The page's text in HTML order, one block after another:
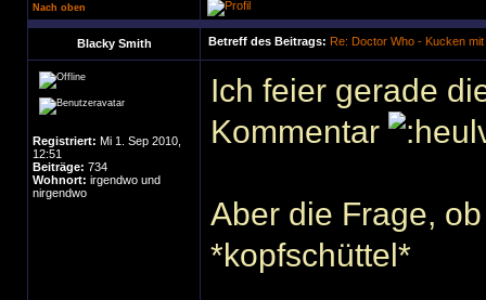
Nach oben
Blacky Smith Betreff des Beitrags: Re: Doctor Who - Kucken mit
Registriert: Mi 1. Sep 2010,
12:51
Beiträge: 734
Wohnort: irgendwo und
nirgendwo
Ich feier gerade
Kommentar
Aber die Frage,
*kopfschüttel*